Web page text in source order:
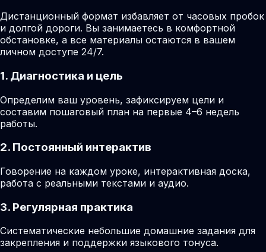
Дистанционный формат избавляет от часовых пробок
и долгой дороги. Вы занимаетесь в комфортной
обстановке, а все материалы остаются в вашем
личном доступе 24/7.
1. Диагностика и цель
Определим ваш уровень, зафиксируем цели и
составим пошаговый план на первые 4–6 недель
работы.
2. Постоянный интерактив
Говорение на каждом уроке, интерактивная доска,
работа с реальными текстами и аудио.
3. Регулярная практика
Систематические небольшие домашние задания для
закрепления и поддержки языкового тонуса.